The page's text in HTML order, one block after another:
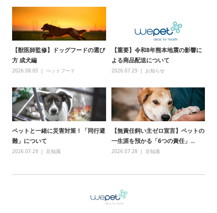
【獣医師監修】ドッグフードの選び
方 成犬編
2026.08.05 ぺットフード
【重要】令和8年熊本地震の影響に
よる商品配送について
2026.07.29 お知らせ
ペットと一緒に災害対策！「同行避
難」について
2026.07.29 豆知識
【無責任飼い主ゼロ宣言】ペットの
一生涯を預かる「6つの責任」...
2026.07.28 豆知識